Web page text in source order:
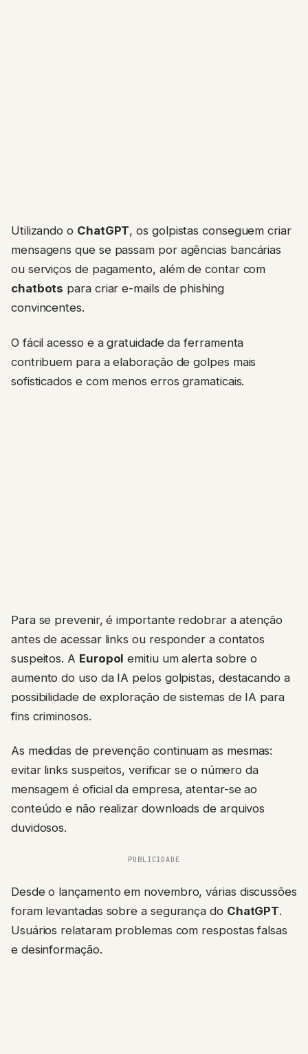
Utilizando o ChatGPT, os golpistas conseguem criar
mensagens que se passam por agências bancárias
ou serviços de pagamento, além de contar com
chatbots para criar e-mails de phishing
convincentes.
O fácil acesso e a gratuidade da ferramenta
contribuem para a elaboração de golpes mais
sofisticados e com menos erros gramaticais.
Para se prevenir, é importante redobrar a atenção
antes de acessar links ou responder a contatos
suspeitos. A Europol emitiu um alerta sobre o
aumento do uso da IA pelos golpistas, destacando a
possibilidade de exploração de sistemas de IA para
fins criminosos.
As medidas de prevenção continuam as mesmas:
evitar links suspeitos, verificar se o número da
mensagem é oficial da empresa, atentar-se ao
conteúdo e não realizar downloads de arquivos
duvidosos.
PUBLICIDADE
Desde o lançamento em novembro, várias discussões
foram levantadas sobre a segurança do ChatGPT.
Usuários relataram problemas com respostas falsas
e desinformação.